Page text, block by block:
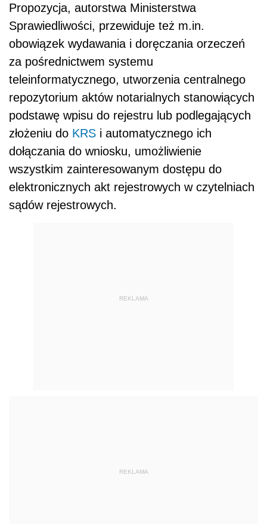
Propozycja, autorstwa Ministerstwa
Sprawiedliwości, przewiduje też m.in.
obowiązek wydawania i doręczania orzeczeń
za pośrednictwem systemu
teleinformatycznego, utworzenia centralnego
repozytorium aktów notarialnych stanowiących
podstawę wpisu do rejestru lub podlegających
złożeniu do KRS i automatycznego ich
dołączania do wniosku, umożliwienie
wszystkim zainteresowanym dostępu do
elektronicznych akt rejestrowych w czytelniach
sądów rejestrowych.
REKLAMA
REKLAMA